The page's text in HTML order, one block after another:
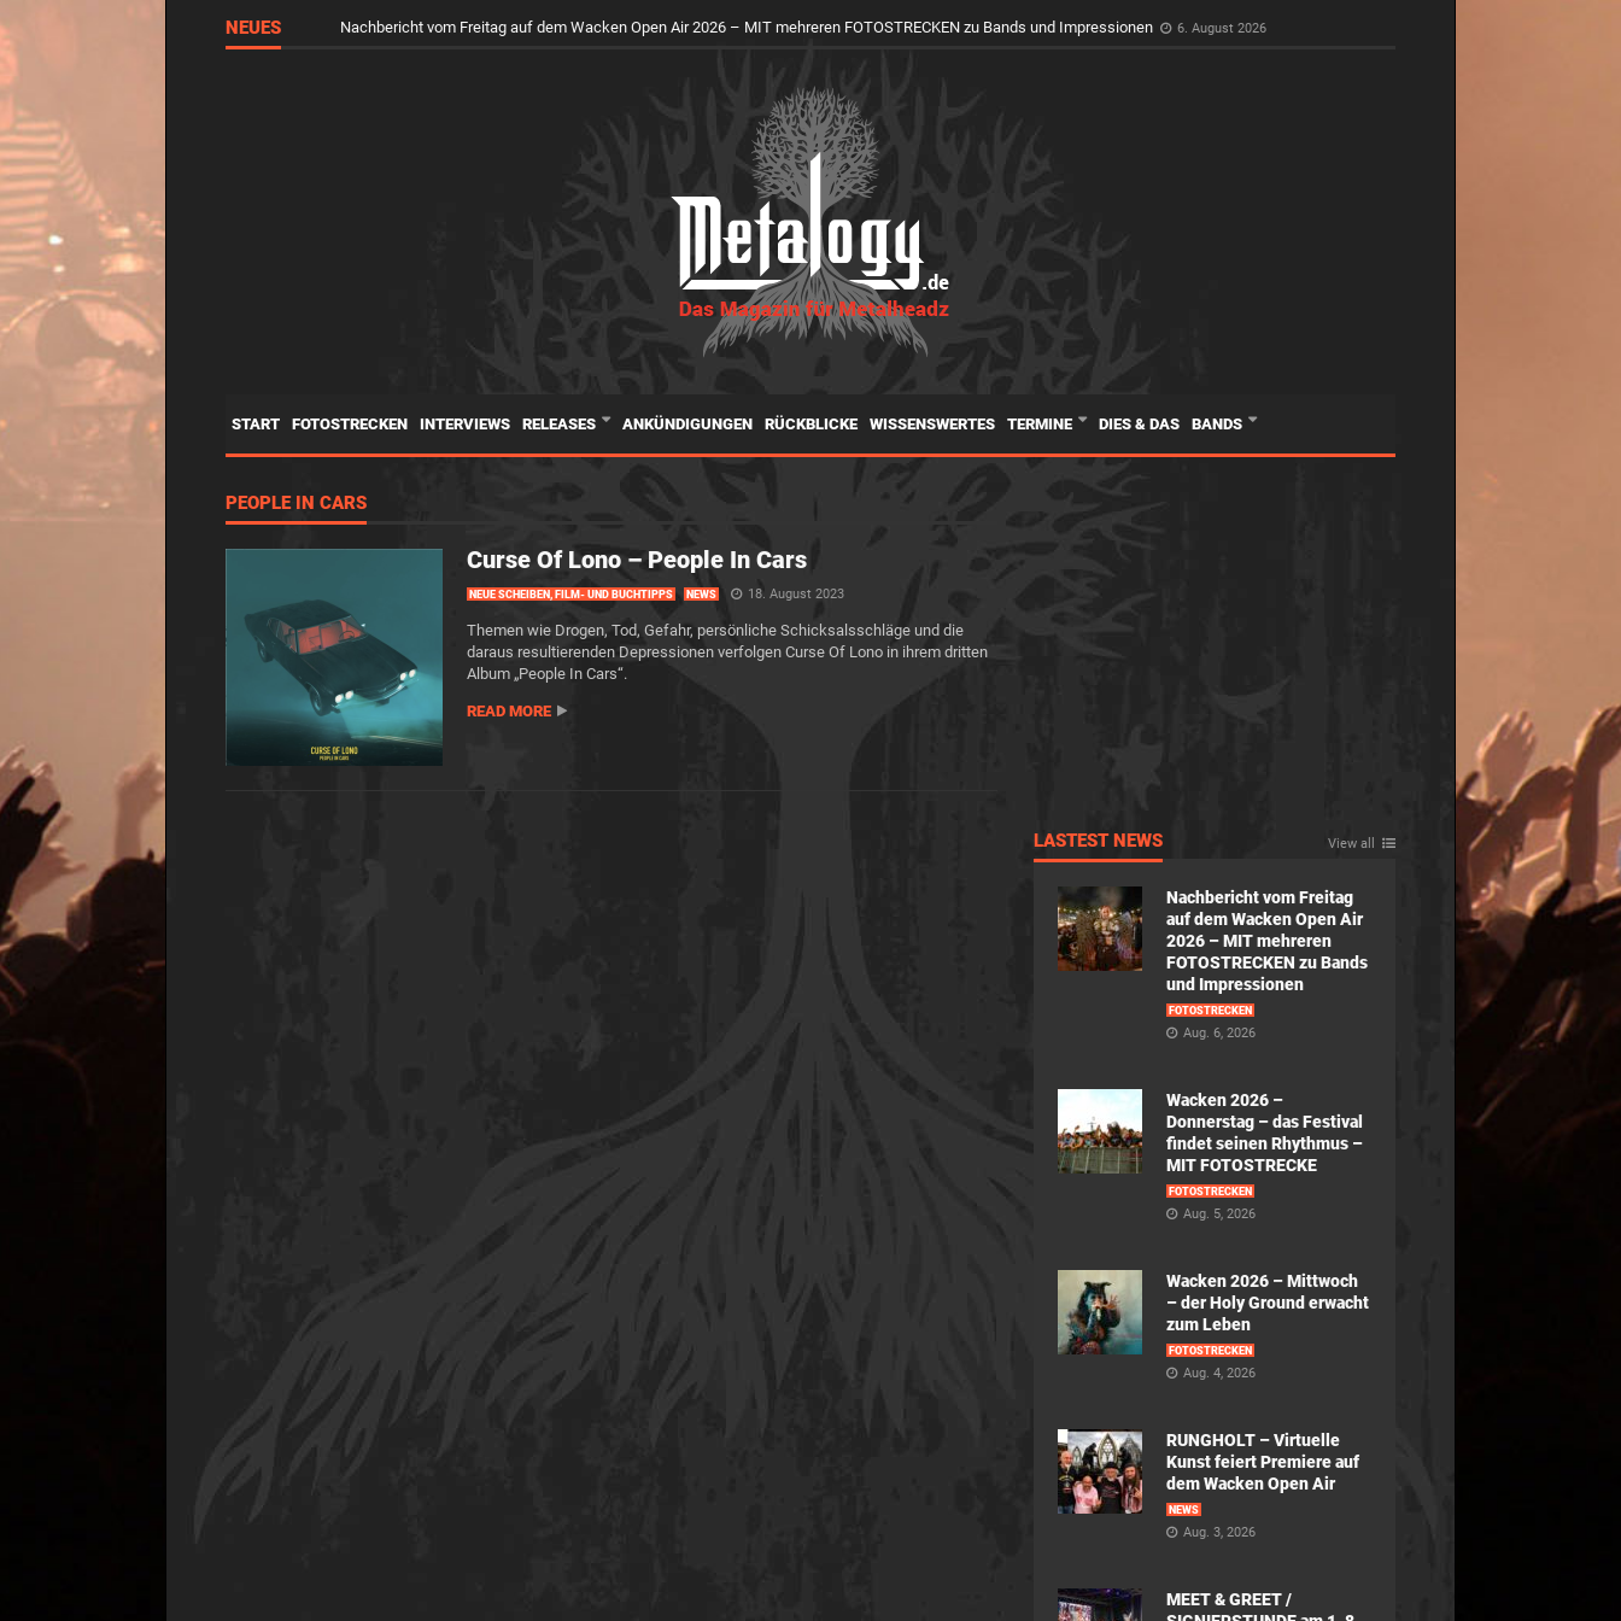
NEUES Nachbericht vom Freitag auf dem Wacken Open Air 2026 – MIT mehreren FOTOSTRECKEN zu Bands und Impressionen 6. August 2026
START FOTOSTRECKEN INTERVIEWS RELEASES ANKÜNDIGUNGEN RÜCKBLICKE WISSENSWERTES TERMINE DIES & DAS BANDS
PEOPLE IN CARS
Curse Of Lono – People In Cars
NEUE SCHEIBEN, FILM- UND BUCHTIPPS NEWS 18. August 2023
Themen wie Drogen, Tod, Gefahr, persönliche Schicksalsschläge und die
daraus resultierenden Depressionen verfolgen Curse Of Lono in ihrem dritten
Album „People In Cars“.
READ MORE
LASTEST NEWS View all
Nachbericht vom Freitag
auf dem Wacken Open Air
2026 – MIT mehreren
FOTOSTRECKEN zu Bands
und Impressionen
FOTOSTRECKEN
Aug. 6, 2026
Wacken 2026 –
Donnerstag – das Festival
findet seinen Rhythmus –
MIT FOTOSTRECKE
FOTOSTRECKEN
Aug. 5, 2026
Wacken 2026 – Mittwoch
– der Holy Ground erwacht
zum Leben
FOTOSTRECKEN
Aug. 4, 2026
RUNGHOLT – Virtuelle
Kunst feiert Premiere auf
dem Wacken Open Air
NEWS
Aug. 3, 2026
MEET & GREET /